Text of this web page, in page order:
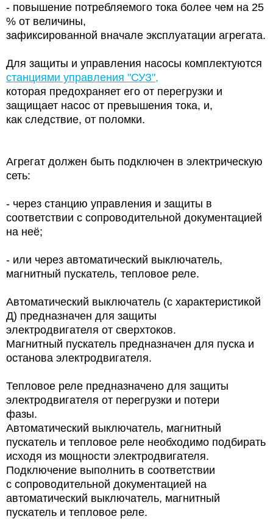
- повышение потребляемого тока более чем на 25
% от величины,
зафиксированной вначале эксплуатации агрегата.
Для защиты и управления насосы комплектуются
станциями управления "СУЗ",
которая предохраняет его от перегрузки и
защищает насос от превышения тока, и,
как следствие, от поломки.
Агрегат должен быть подключен в электрическую
сеть:
- через станцию управления и защиты в
соответствии с сопроводительной документацией
на неё;
- или через автоматический выключатель,
магнитный пускатель, тепловое реле.
Автоматический выключатель (с характеристикой
Д) предназначен для защиты
электродвигателя от сверхтоков.
Магнитный пускатель предназначен для пуска и
останова электродвигателя.
Тепловое реле предназначено для защиты
электродвигателя от перегрузки и потери
фазы.
Автоматический выключатель, магнитный
пускатель и тепловое реле необходимо подбирать
исходя из мощности электродвигателя.
Подключение выполнить в соответствии
с сопроводительной документацией на
автоматический выключатель, магнитный
пускатель и тепловое реле.